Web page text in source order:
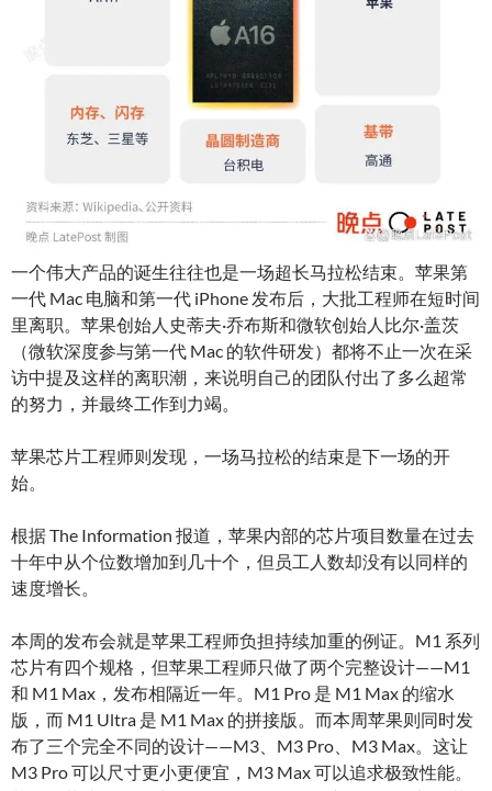
一个伟大产品的诞生往往也是一场超长马拉松结束。苹果第
一代 Mac 电脑和第一代 iPhone 发布后，大批工程师在短时间
里离职。苹果创始人史蒂夫·乔布斯和微软创始人比尔·盖茨
（微软深度参与第一代 Mac 的软件研发）都将不止一次在采
访中提及这样的离职潮，来说明自己的团队付出了多么超常
的努力，并最终工作到力竭。
苹果芯片工程师则发现，一场马拉松的结束是下一场的开
始。
根据 The Information 报道，苹果内部的芯片项目数量在过去
十年中从个位数增加到几十个，但员工人数却没有以同样的
速度增长。
本周的发布会就是苹果工程师负担持续加重的例证。M1 系列
芯片有四个规格，但苹果工程师只做了两个完整设计——M1
和 M1 Max，发布相隔近一年。M1 Pro 是 M1 Max 的缩水
版，而 M1 Ultra 是 M1 Max 的拼接版。而本周苹果则同时发
布了三个完全不同的设计——M3、M3 Pro、M3 Max。这让
M3 Pro 可以尺寸更小更便宜，M3 Max 可以追求极致性能。